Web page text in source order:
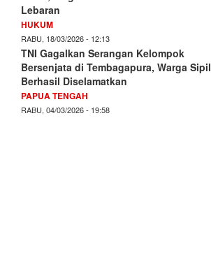
Lebaran
HUKUM
RABU, 18/03/2026 - 12:13
TNI Gagalkan Serangan Kelompok
Bersenjata di Tembagapura, Warga Sipil
Berhasil Diselamatkan
PAPUA TENGAH
RABU, 04/03/2026 - 19:58